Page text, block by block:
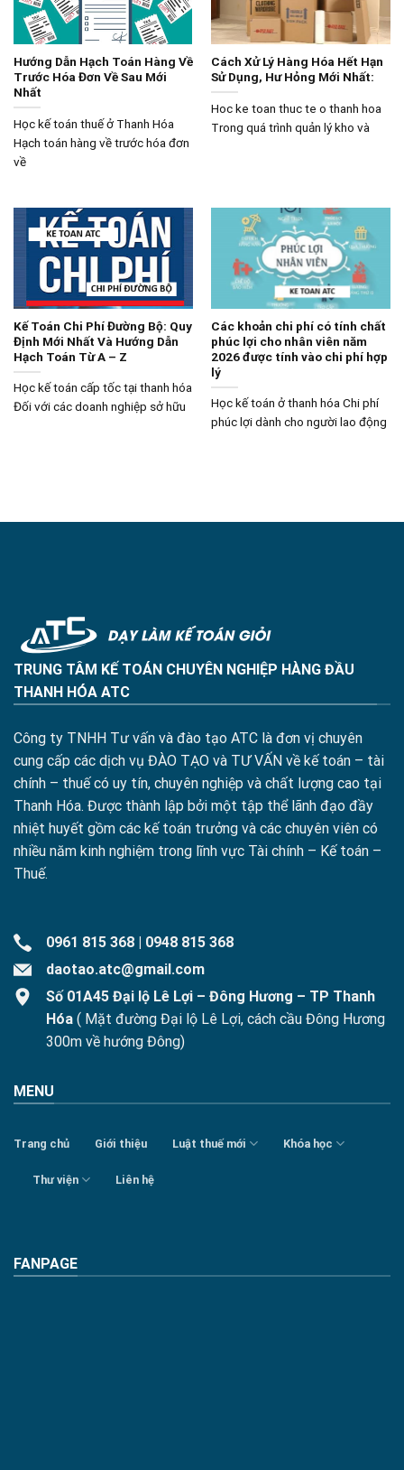
Hướng Dẫn Hạch Toán Hàng Về
Trước Hóa Đơn Về Sau Mới
Nhất
Học kế toán thuế ở Thanh Hóa
Hạch toán hàng về trước hóa đơn
về
Cách Xử Lý Hàng Hóa Hết Hạn
Sử Dụng, Hư Hỏng Mới Nhất:
Hoc ke toan thuc te o thanh hoa
Trong quá trình quản lý kho và
Kế Toán Chi Phí Đường Bộ: Quy
Định Mới Nhất Và Hướng Dẫn
Hạch Toán Từ A – Z
Học kế toán cấp tốc tại thanh hóa
Đối với các doanh nghiệp sở hữu
Các khoản chi phí có tính chất
phúc lợi cho nhân viên năm
2026 được tính vào chi phí hợp
lý
Học kế toán ở thanh hóa Chi phí
phúc lợi dành cho người lao động
TRUNG TÂM KẾ TOÁN CHUYÊN NGHIỆP HÀNG ĐẦU
THANH HÓA ATC
Công ty TNHH Tư vấn và đào tạo ATC là đơn vị chuyên
cung cấp các dịch vụ ĐÀO TẠO và TƯ VẤN về kế toán – tài
chính – thuế có uy tín, chuyên nghiệp và chất lượng cao tại
Thanh Hóa. Được thành lập bởi một tập thể lãnh đạo đầy
nhiệt huyết gồm các kế toán trưởng và các chuyên viên có
nhiều năm kinh nghiệm trong lĩnh vực Tài chính – Kế toán –
Thuế.
0961 815 368 | 0948 815 368
daotao.atc@gmail.com
Số 01A45 Đại lộ Lê Lợi – Đông Hương – TP Thanh
Hóa ( Mặt đường Đại lộ Lê Lợi, cách cầu Đông Hương
300m về hướng Đông)
MENU
Trang chủ Giới thiệu Luật thuế mới Khóa học
Thư viện Liên hệ
FANPAGE